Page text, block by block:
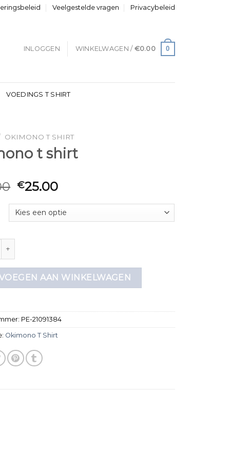
Veelgestelde vragen Privacybeleid
INLOGGEN WINKELWAGEN / €0.00 0
VOEDINGS T SHIRT
OKIMONO T SHIRT
t shirt
€25.00
t shirt aantal
AAN WINKELWAGEN
PE-21091384
Okimono T Shirt